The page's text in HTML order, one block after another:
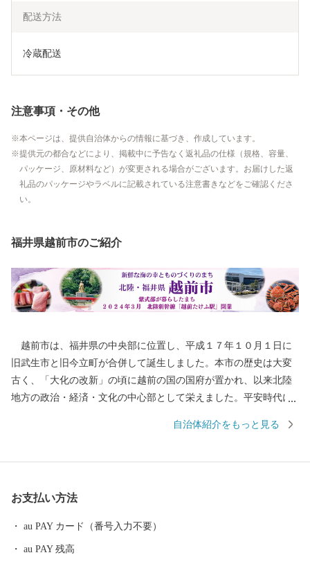
配送方法
冷蔵配送
注意事項・その他
本ページは、提供自治体からの情報に基づき、作成しています。
提供元の都合などにより、掲載中に予告なく返礼品の仕様（規格、容量、
パッケージ、原材料など）が変更される場合がございます。お届けした返
礼品のパッケージやラベルに記載されている注意書きなどをご確認くださ
い。
福井県越前市のご紹介
越前市は、福井県の中央部に位置し、平成１７年１０月１日に
旧武生市と旧今立町が合併して誕生しました。本市の歴史は大変
古く、「大化の改新」の頃に越前の国の国府が置かれ、以来北陸
地方の政治・経済・文化の中心部として栄えました。平安時代に
を離れ、多感な少女時代を過ごした地でもあります。 産業面で
て発展を続けています。 また、豊かな緑や清らかな水など、美
しており、平成２７年９月に「環境・文化創造都市宣言」を行い
自治体紹介をもっと見る
お支払い方法
au PAY カード（番号入力不要）
au PAY 残高